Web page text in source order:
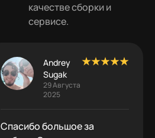
качестве сборки и
сервисе.
Andrey
Sugak
29 Августа
2025
Спасибо большое за